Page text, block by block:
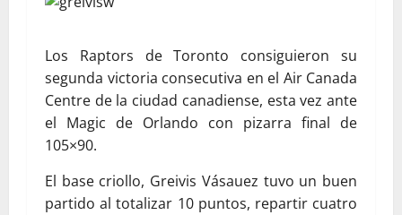
Los Raptors de Toronto consiguieron su
segunda victoria consecutiva en el Air Canada
Centre de la ciudad canadiense, esta vez ante
el Magic de Orlando con pizarra final de
105×90.
El base criollo, Greivis Vásauez tuvo un buen
partido al totalizar 10 puntos, repartir cuatro